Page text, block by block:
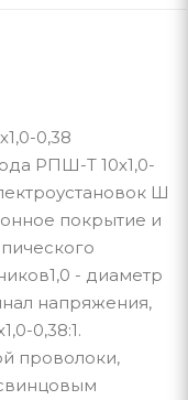
0,38
РПШ-Т 10х1,0-
Ш
покрытие и
- диаметр
напряжения,
0,38:1.
проволоки,